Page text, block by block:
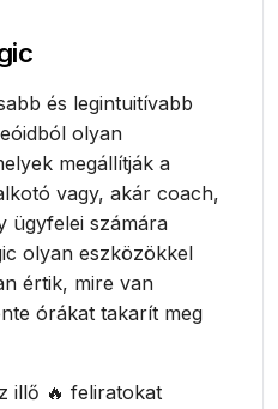
és legintuitívabb
olyan
megállítják a
vagy, akár coach,
ügyfelei számára
olyan eszközökkel
értik, mire van
órákat takarít meg
illő 🔥 feliratokat